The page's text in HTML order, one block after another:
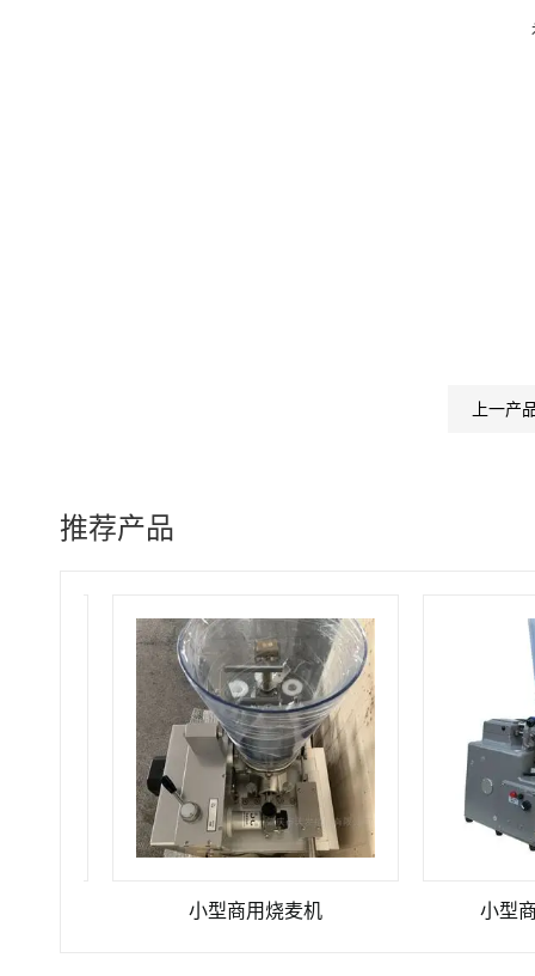
上一产
推荐产品
小型商用烧麦机 小型商用